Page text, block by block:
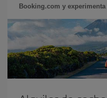
Booking.com y